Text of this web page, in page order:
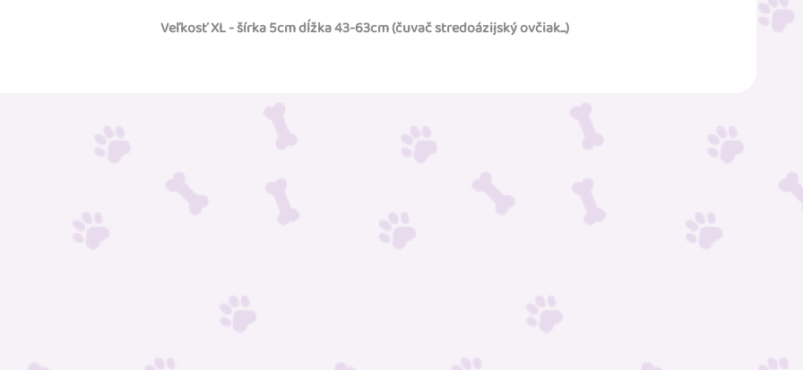
Veľkosť XL - šírka 5cm dĺžka 43-63cm (čuvač stredoázijský ovčiak...)